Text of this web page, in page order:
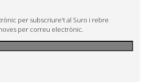
per subscriure't al Suro i rebre
per correu electrònic.